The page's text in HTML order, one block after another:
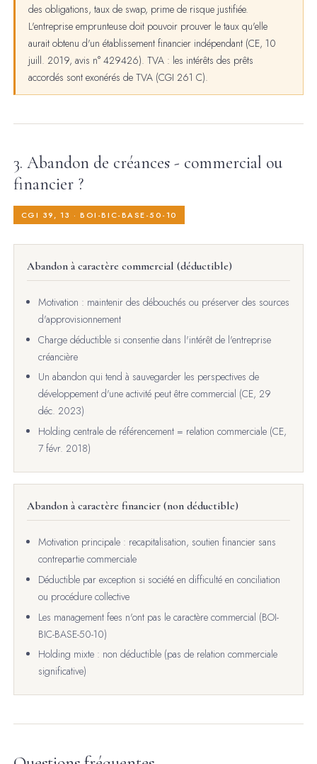
des obligations, taux de swap, prime de risque justifiée.
L'entreprise emprunteuse doit pouvoir prouver le taux qu'elle
aurait obtenu d'un établissement financier indépendant (CE, 10
juill. 2019, avis n° 429426). TVA : les intérêts des prêts
accordés sont exonérés de TVA (CGI 261 C).
3. Abandon de créances - commercial ou
financier ?
CGI 39, 13 · BOI-BIC-BASE-50-10
Abandon à caractère commercial (déductible)
Motivation : maintenir des débouchés ou préserver des sources
d'approvisionnement
Charge déductible si consentie dans l'intérêt de l'entreprise
créancière
Un abandon qui tend à sauvegarder les perspectives de
développement d'une activité peut être commercial (CE, 29
déc. 2023)
Holding centrale de référencement = relation commerciale (CE,
7 févr. 2018)
Abandon à caractère financier (non déductible)
Motivation principale : recapitalisation, soutien financier sans
contrepartie commerciale
Déductible par exception si société en difficulté en conciliation
ou procédure collective
Les management fees n'ont pas le caractère commercial (BOI-
BIC-BASE-50-10)
Holding mixte : non déductible (pas de relation commerciale
significative)